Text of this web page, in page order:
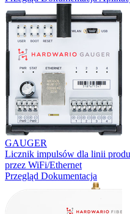
GAUGER
Licznik impulsów dla linii
przez WiFi/Ethernet
Przegląd Dokumentacja